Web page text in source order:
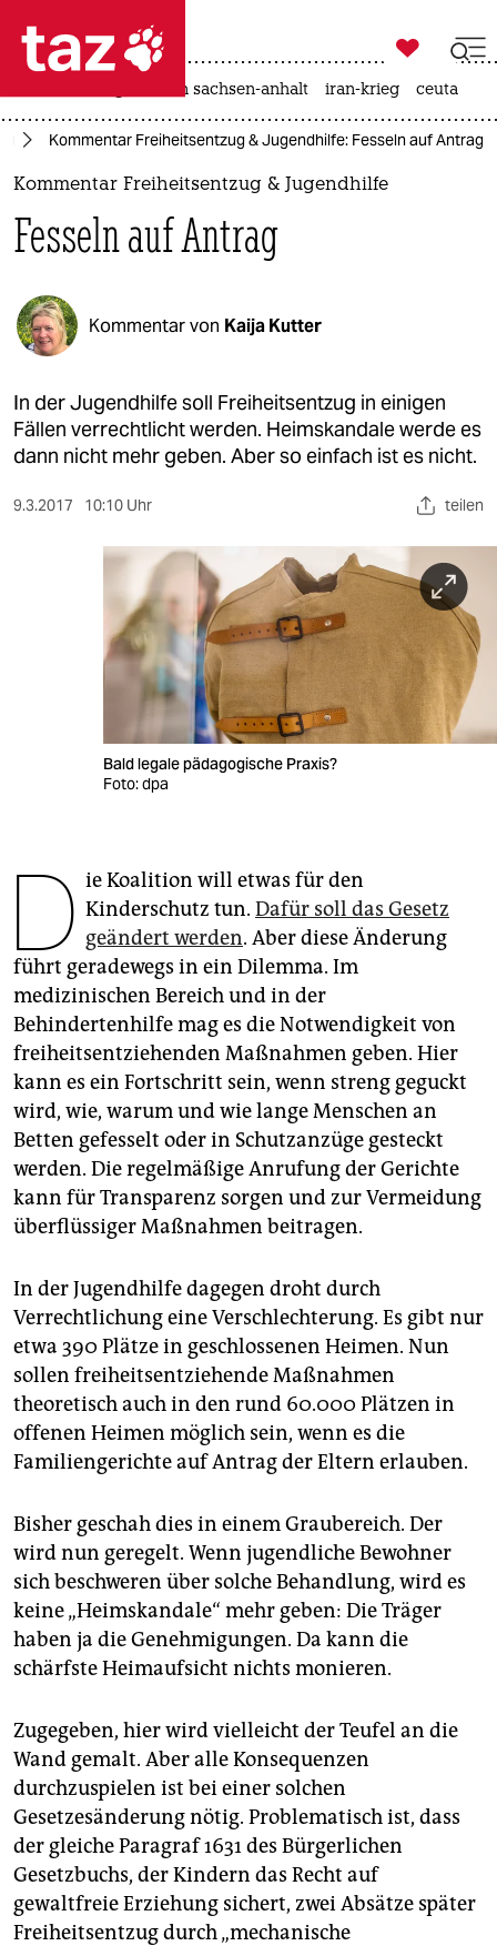
 taz zahl ich
taz zahl ich
politik
öko
gesellschaft
kultur
sport
berlin
veranstaltungen
unterstützen
genossenschaft
epaper login

taz zahl ich
landtagswahl in sachsen-anhalt iran-krieg ceuta
Kommentar Freiheitsentzug & Jugendhilfe: Fesseln auf Antrag
Kommentar Freiheitsentzug & Jugendhilfe
Fesseln auf Antrag
Kommentar von Kaija Kutter
In der Jugendhilfe soll Freiheitsentzug in einigen
Fällen verrechtlicht werden. Heimskandale werde es
dann nicht mehr geben. Aber so einfach ist es nicht.
9.3.2017 10:10 Uhr teilen
Bald legale pädagogische Praxis?
Foto: dpa
D ie Koalition will etwas für den
Kinderschutz tun. Dafür soll das Gesetz
geändert werden. Aber diese Änderung
führt geradewegs in ein Dilemma. Im
medizinischen Bereich und in der
Behindertenhilfe mag es die Notwendigkeit von
freiheitsentziehenden Maßnahmen geben. Hier
kann es ein Fortschritt sein, wenn streng geguckt
wird, wie, warum und wie lange Menschen an
Betten gefesselt oder in Schutzanzüge gesteckt
werden. Die regelmäßige Anrufung der Gerichte
kann für Transparenz sorgen und zur Vermeidung
überflüssiger Maßnahmen beitragen.
In der Jugendhilfe dagegen droht durch
Verrechtlichung eine Verschlechterung. Es gibt nur
etwa 390 Plätze in geschlossenen Heimen. Nun
sollen freiheitsentziehende Maßnahmen
theoretisch auch in den rund 60.000 Plätzen in
offenen Heimen möglich sein, wenn es die
Familiengerichte auf Antrag der Eltern erlauben.
Bisher geschah dies in einem Graubereich. Der
wird nun geregelt. Wenn jugendliche Bewohner
sich beschweren über solche Behandlung, wird es
keine „Heimskandale“ mehr geben: Die Träger
haben ja die Genehmigungen. Da kann die
schärfste Heimaufsicht nichts monieren.
Zugegeben, hier wird vielleicht der Teufel an die
Wand gemalt. Aber alle Konsequenzen
durchzuspielen ist bei einer solchen
Gesetzesänderung nötig. Problematisch ist, dass
der gleiche Paragraf 1631 des Bürgerlichen
Gesetzbuchs, der Kindern das Recht auf
gewaltfreie Erziehung sichert, zwei Absätze später
Freiheitsentzug durch „mechanische